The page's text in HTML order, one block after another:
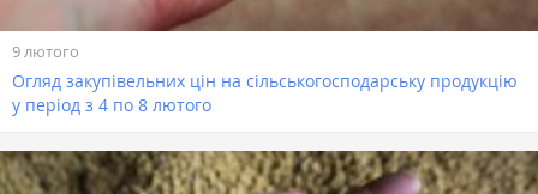
9 лютого
Огляд закупівельних цін на сільськогосподарську продукцію
у період з 4 по 8 лютого